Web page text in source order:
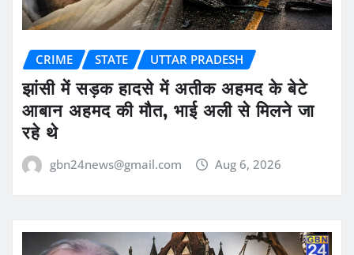
CRIME STATE UTTAR PRADESH
झांसी में सड़क हादसे में अतीक अहमद के बेटे
आबान अहमद की मौत, भाई अली से मिलने जा
रहे थे
gbn24news@gmail.com Aug 6, 2026